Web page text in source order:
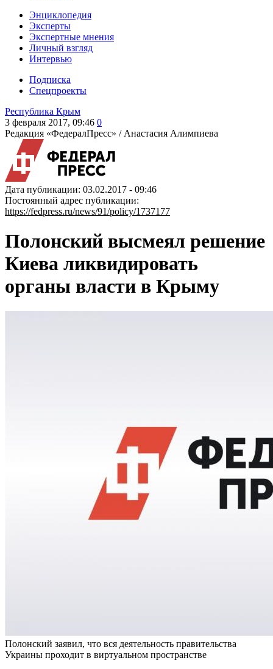
Энциклопедия
Эксперты
Экспертные мнения
Личный взгляд
Интервью
Подписка
Спецпроекты
Республика Крым
3 февраля 2017, 09:46 0
Редакция «ФедералПресс» / Анастасия Алимпиева
Дата публикации: 03.02.2017 - 09:46
Постоянный адрес публикации:
https://fedpress.ru/news/91/policy/1737177
Полонский высмеял решение
Киева ликвидировать
органы власти в Крыму
Полонский заявил, что вся деятельность правительства
Украины проходит в виртуальном пространстве